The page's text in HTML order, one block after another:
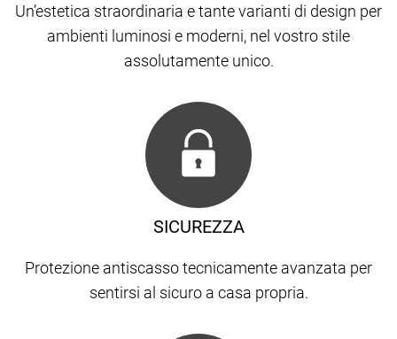
Un’estetica straordinaria e tante varianti di design per
ambienti luminosi e moderni, nel vostro stile
assolutamente unico.
SICUREZZA
Protezione antiscasso tecnicamente avanzata per
sentirsi al sicuro a casa propria.